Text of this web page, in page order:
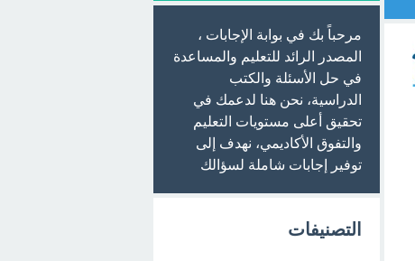
مرحباً بك في بوابة الإجابات ،
المصدر الرائد للتعليم والمساعدة
في حل الأسئلة والكتب
الدراسية، نحن هنا لدعمك في
تحقيق أعلى مستويات التعليم
والتفوق الأكاديمي، نهدف إلى
توفير إجابات شاملة لسؤالك
التصنيفات